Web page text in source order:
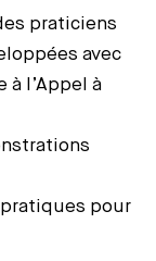
praticiens
avec
à l’Appel à
pour